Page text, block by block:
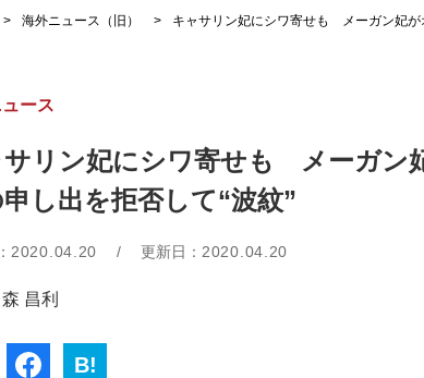
海外ニュース（旧） キャサリン妃にシワ寄せも メーガン妃が
ース
サリン妃にシワ寄せも メーガン
申し出を拒否して“波紋”
2020.04.20 / 更新日： 2020.04.20
昌利
B!